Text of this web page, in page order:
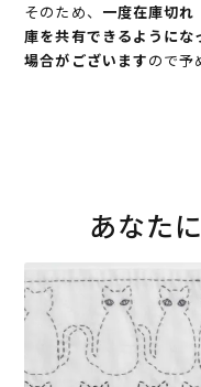
そのため、 一度在庫切
庫を共有できるようにな
場合がございますので予
あなた